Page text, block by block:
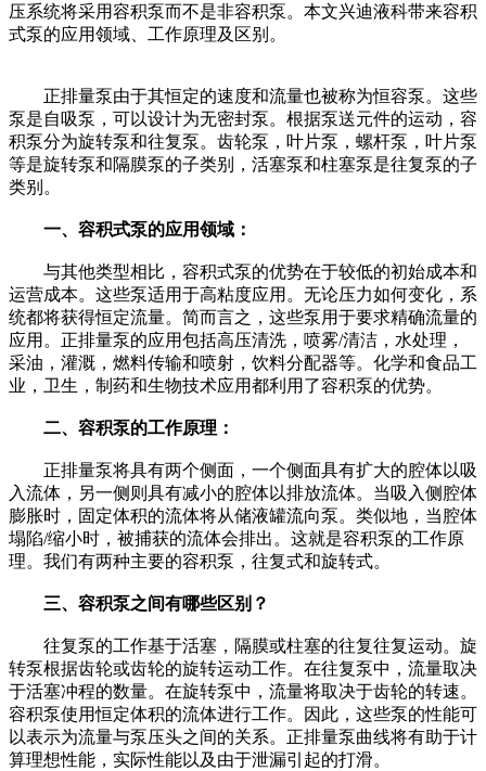
压系统将采用容积泵而不是非容积泵。本文兴迪液科带来容积
式泵的应用领域、工作原理及区别。
正排量泵由于其恒定的速度和流量也被称为恒容泵。这些
泵是自吸泵，可以设计为无密封泵。根据泵送元件的运动，容
积泵分为旋转泵和往复泵。齿轮泵，叶片泵，螺杆泵，叶片泵
等是旋转泵和隔膜泵的子类别，活塞泵和柱塞泵是往复泵的子
类别。
一、容积式泵的应用领域：
与其他类型相比，容积式泵的优势在于较低的初始成本和
运营成本。这些泵适用于高粘度应用。无论压力如何变化，系
统都将获得恒定流量。简而言之，这些泵用于要求精确流量的
应用。正排量泵的应用包括高压清洗，喷雾/清洁，水处理，
采油，灌溉，燃料传输和喷射，饮料分配器等。化学和食品工
业，卫生，制药和生物技术应用都利用了容积泵的优势。
二、容积泵的工作原理：
正排量泵将具有两个侧面，一个侧面具有扩大的腔体以吸
入流体，另一侧则具有减小的腔体以排放流体。当吸入侧腔体
膨胀时，固定体积的流体将从储液罐流向泵。类似地，当腔体
塌陷/缩小时，被捕获的流体会排出。这就是容积泵的工作原
理。我们有两种主要的容积泵，往复式和旋转式。
三、容积泵之间有哪些区别？
往复泵的工作基于活塞，隔膜或柱塞的往复往复运动。旋
转泵根据齿轮或齿轮的旋转运动工作。在往复泵中，流量取决
于活塞冲程的数量。在旋转泵中，流量将取决于齿轮的转速。
容积泵使用恒定体积的流体进行工作。因此，这些泵的性能可
以表示为流量与泵压头之间的关系。正排量泵曲线将有助于计
算理想性能，实际性能以及由于泄漏引起的打滑。